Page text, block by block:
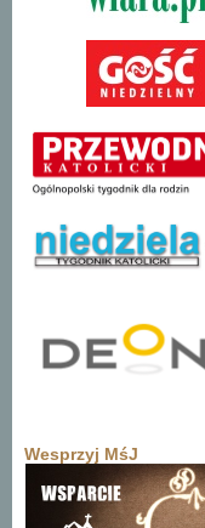
Wesprzyj MśJ